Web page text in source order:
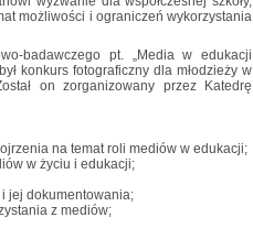
możliwości i ograniczeń wykorzystania
badawczego pt. „Media w edukacji
konkurs fotograficzny dla młodzieży w
on zorganizowany przez Katedrę
na temat roli mediów w edukacji;
w życiu i edukacji;
jej dokumentowania;
z mediów;